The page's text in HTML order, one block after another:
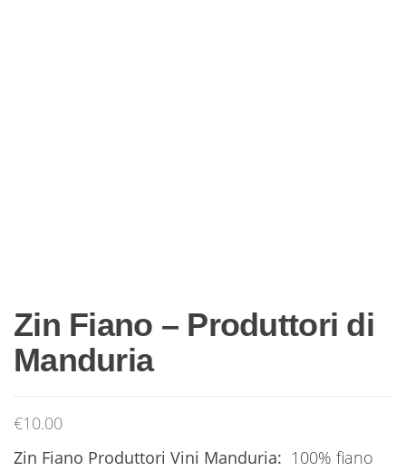
Zin Fiano – Produttori di
Manduria
€10.00
Zin Fiano Produttori Vini Manduria: 100% fiano